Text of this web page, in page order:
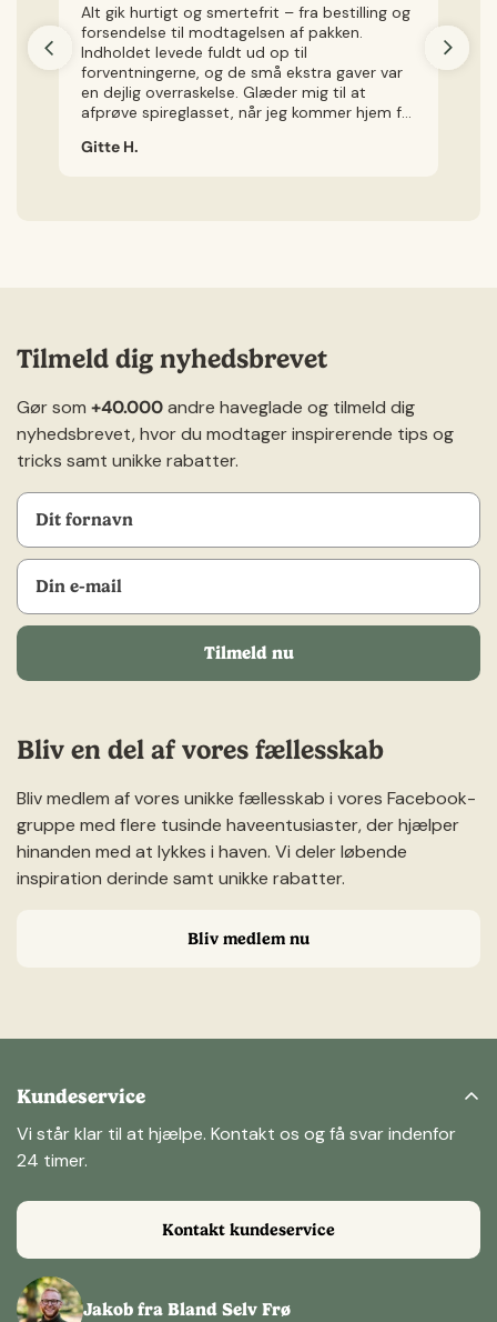
Alt gik hurtigt og smertefrit – fra bestilling og
forsendelse til modtagelsen af pakken.
Indholdet levede fuldt ud op til
forventningerne, og de små ekstra gaver var
en dejlig overraskelse. Glæder mig til at
afprøve spireglasset, når jeg kommer hjem fra
Gitte H.
Tilmeld dig nyhedsbrevet
Gør som +40.000andre haveglade og tilmeld dig
nyhedsbrevet, hvor du modtager inspirerende tips og
tricks samt unikke rabatter.
Tilmeld nu
Bliv en del af vores fællesskab
Bliv medlem af vores unikke fællesskab i vores Facebook-
gruppe med flere tusinde haveentusiaster, der hjælper
hinanden med at lykkes i haven. Vi deler løbende
inspiration derinde samt unikke rabatter.
Bliv medlem nu
Kundeservice
Vi står klar til at hjælpe. Kontakt os og få svar indenfor
24 timer.
Kontakt kundeservice
Jakob fra Bland Selv Frø